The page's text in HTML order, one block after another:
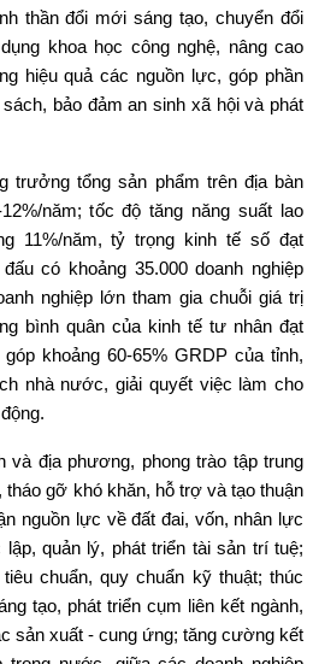
thần đổi mới sáng tạo, chuyển đổi
khoa học công nghệ, nâng cao
hiệu quả các nguồn lực, góp phần
bảo đảm an sinh xã hội và phát
trưởng tổng sản phẩm trên địa bàn
năm; tốc độ tăng năng suất lao
11%/năm, tỷ trọng kinh tế số đạt
có khoảng 35.000 doanh nghiệp
nghiệp lớn tham gia chuỗi giá trị
bình quân của kinh tế tư nhân đạt
khoảng 60-65% GRDP của tỉnh,
nhà nước, giải quyết việc làm cho
địa phương, phong trào tập trung
tháo gỡ khó khăn, hỗ trợ và tạo thuận
nguồn lực về đất đai, vốn, nhân lực
quản lý, phát triển tài sản trí tuệ;
chuẩn, quy chuẩn kỹ thuật; thúc
tạo, phát triển cụm liên kết ngành,
sản xuất - cung ứng; tăng cường kết